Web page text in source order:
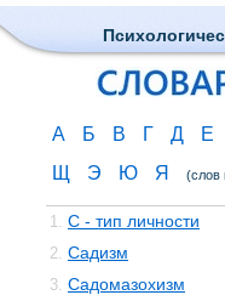
А Б В Г Д Е
Щ
Э Ю Я (слов
1. С - тип личности
2. Садизм
3. Садомазохизм